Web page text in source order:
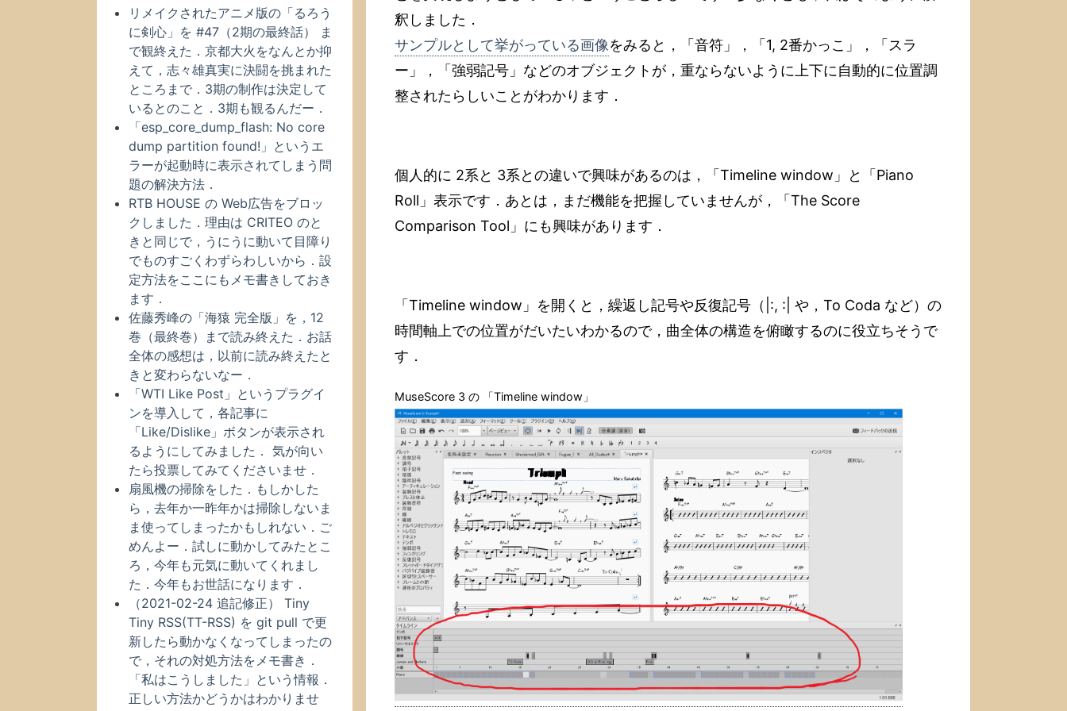
釈しました．
サンプルとして挙がっている画像をみると，「音符」，「1, 2番かっこ」，「スラ
ー」，「強弱記号」などのオブジェクトが，重ならないように上下に自動的に位置調
整されたらしいことがわかります．
個人的に 2系と 3系との違いで興味があるのは，「Timeline window」と「Piano
Roll」表示です．あとは，まだ機能を把握していませんが，「The Score
Comparison Tool」にも興味があります．
「Timeline window」を開くと，繰返し記号や反復記号（|:, :| や，To Coda など）の
時間軸上での位置がだいたいわかるので，曲全体の構造を俯瞰するのに役立ちそうで
す．
MuseScore 3 の 「Timeline window」
リメイクされたアニメ版の「るろう
に剣心」を #47（2期の最終話） ま
で観終えた．京都大火をなんとか抑
えて，志々雄真実に決闘を挑まれた
ところまで．3期の制作は決定して
いるとのこと．3期も観るんだー．
「esp_core_dump_flash: No core
dump partition found!」というエ
ラーが起動時に表示されてしまう問
題の解決方法．
RTB HOUSE の Web広告をブロッ
クしました．理由は CRITEO のと
きと同じで，うにうに動いて目障り
でものすごくわずらわしいから．設
定方法をここにもメモ書きしておき
ます．
佐藤秀峰の「海猿 完全版」を，12
巻（最終巻）まで読み終えた．お話
全体の感想は，以前に読み終えたと
きと変わらないなー．
「WTI Like Post」というプラグイ
ンを導入して，各記事に
「Like/Dislike」ボタンが表示され
るようにしてみました． 気が向い
たら投票してみてくださいませ．
扇風機の掃除をした．もしかした
ら，去年か一昨年かは掃除しないま
ま使ってしまったかもしれない．ご
めんよー．試しに動かしてみたとこ
ろ，今年も元気に動いてくれまし
た．今年もお世話になります．
（2021-02-24 追記修正） Tiny
Tiny RSS(TT-RSS) を git pull で更
新したら動かなくなってしまったの
で，それの対処方法をメモ書き．
「私はこうしました」という情報．
正しい方法かどうかはわかりませ